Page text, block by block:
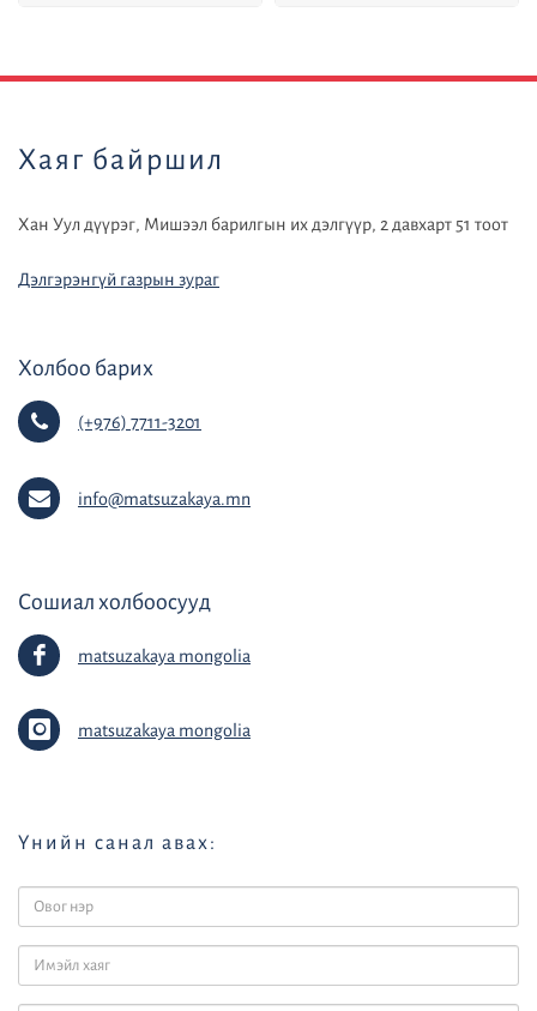
Хаяг байршил
Хан Уул дүүрэг, Мишээл барилгын их дэлгүүр, 2 давхарт 51 тоот
Дэлгэрэнгүй газрын зураг
Холбоо барих
(+976) 7711-3201
info@matsuzakaya.mn
Сошиал холбоосууд
matsuzakaya mongolia
matsuzakaya mongolia
Үнийн санал авах: